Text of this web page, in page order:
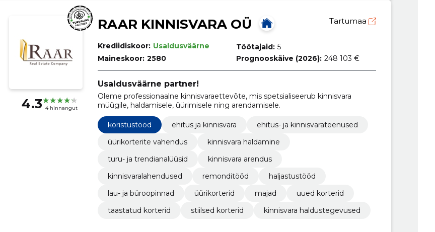
4.3 4 hinnangut
RAAR KINNISVARA OÜ Tartumaa
Krediidiskoor: Usaldusväärne
Maineskoor: 2580
Töötajaid: 5
Prognooskäive (2026): 248 103 €
Usaldusväärne partner!
Oleme professionaalne kinnisvaraettevõte, mis spetsialiseerub kinnisvara
müügile, haldamisele, üürimisele ning arendamisele.
koristustööd ehitus ja kinnisvara
ehitus- ja kinnisvarateenused
üürikorterite vahendus
kinnisvara haldamine
turu- ja trendianalüüsid
kinnisvara arendus
kinnisvaralahendused
remonditööd
haljastustööd
lau- ja büroopinnad
üürikorterid majad
uued korterid
taastatud korterid
stiilsed korterid kinnisvara haldustegevused